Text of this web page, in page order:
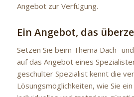
Angebot zur Verfügung.
Ein Angebot, das
Setzen Sie beim Thema Dach-
auf das Angebot eines
geschulter Spezialist kennt die
Lösungsmöglichkeiten, wie Sie